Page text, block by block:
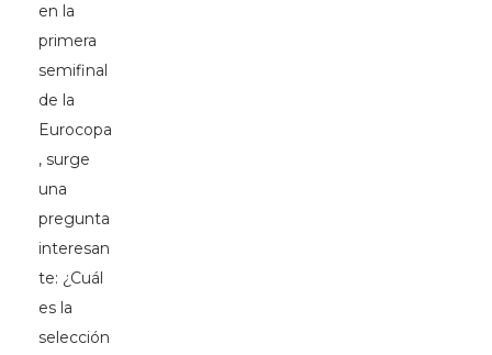
en la
primera
semifinal
de la
Eurocopa
, surge
una
pregunta
interesan
te: ¿Cuál
es la
selección